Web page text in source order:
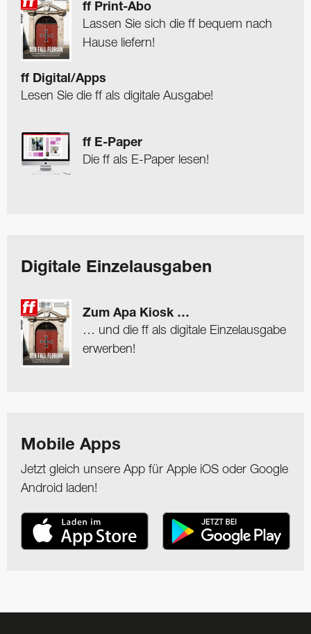
ff Print-Abo
Lassen Sie sich die ff bequem nach
Hause liefern!
ff Digital/Apps
Lesen Sie die ff als digitale Ausgabe!
ff E-Paper
Die ff als E-Paper lesen!
Digitale Einzelausgaben
Zum Apa Kiosk …
… und die ff als digitale Einzelausgabe
erwerben!
Mobile Apps
Jetzt gleich unsere App für Apple iOS oder Google
Android laden!